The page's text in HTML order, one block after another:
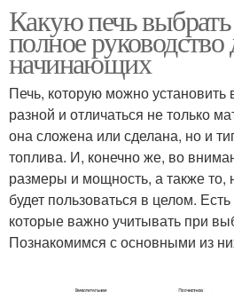
Какую печь
полное руководство
начинающих
Печь, которую можно
разной и отличаться не только
она сложена или сделана, но и
топлива. И, конечно же, во
размеры и мощность, а также то,
будет пользоваться в целом.
которые важно учитывать при
Познакомимся с основными из